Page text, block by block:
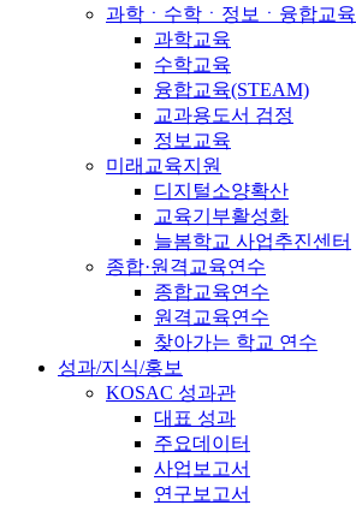
과학ㆍ수학ㆍ정보ㆍ융합교육
과학교육
수학교육
융합교육(STEAM)
교과용도서 검정
정보교육
미래교육지원
디지털소양확산
교육기부활성화
늘봄학교 사업추진센터
종합·원격교육연수
종합교육연수
원격교육연수
찾아가는 학교 연수
성과/지식/홍보
KOSAC 성과관
대표 성과
주요데이터
사업보고서
연구보고서